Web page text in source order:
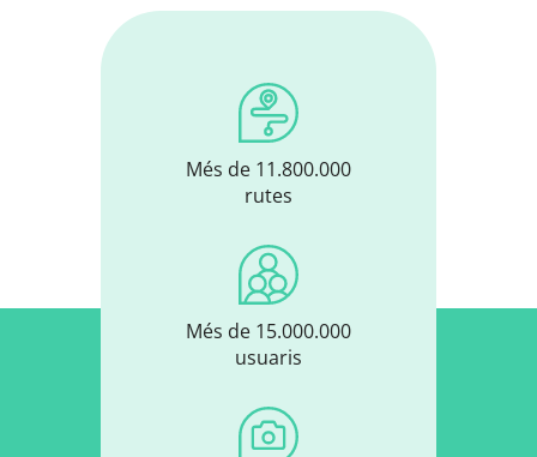
Més de 11.800.000
rutes
Més de 15.000.000
usuaris